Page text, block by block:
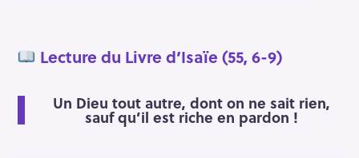
Lecture du Livre d’Isaïe (55, 6-9)
Un Dieu tout autre, dont on ne sait rien,
sauf qu’il est riche en pardon !